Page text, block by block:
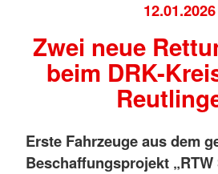
12.01.2026
Zwei neue
beim DRK-
Erste Fahrzeuge aus dem
Beschaffungsprojekt „RTW